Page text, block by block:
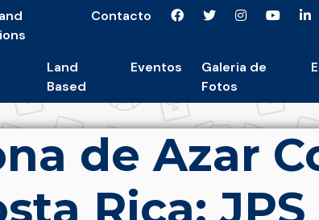
Contacto
Land
Based
Eventos
Galeria de
Fotos
de Azar
Rica: